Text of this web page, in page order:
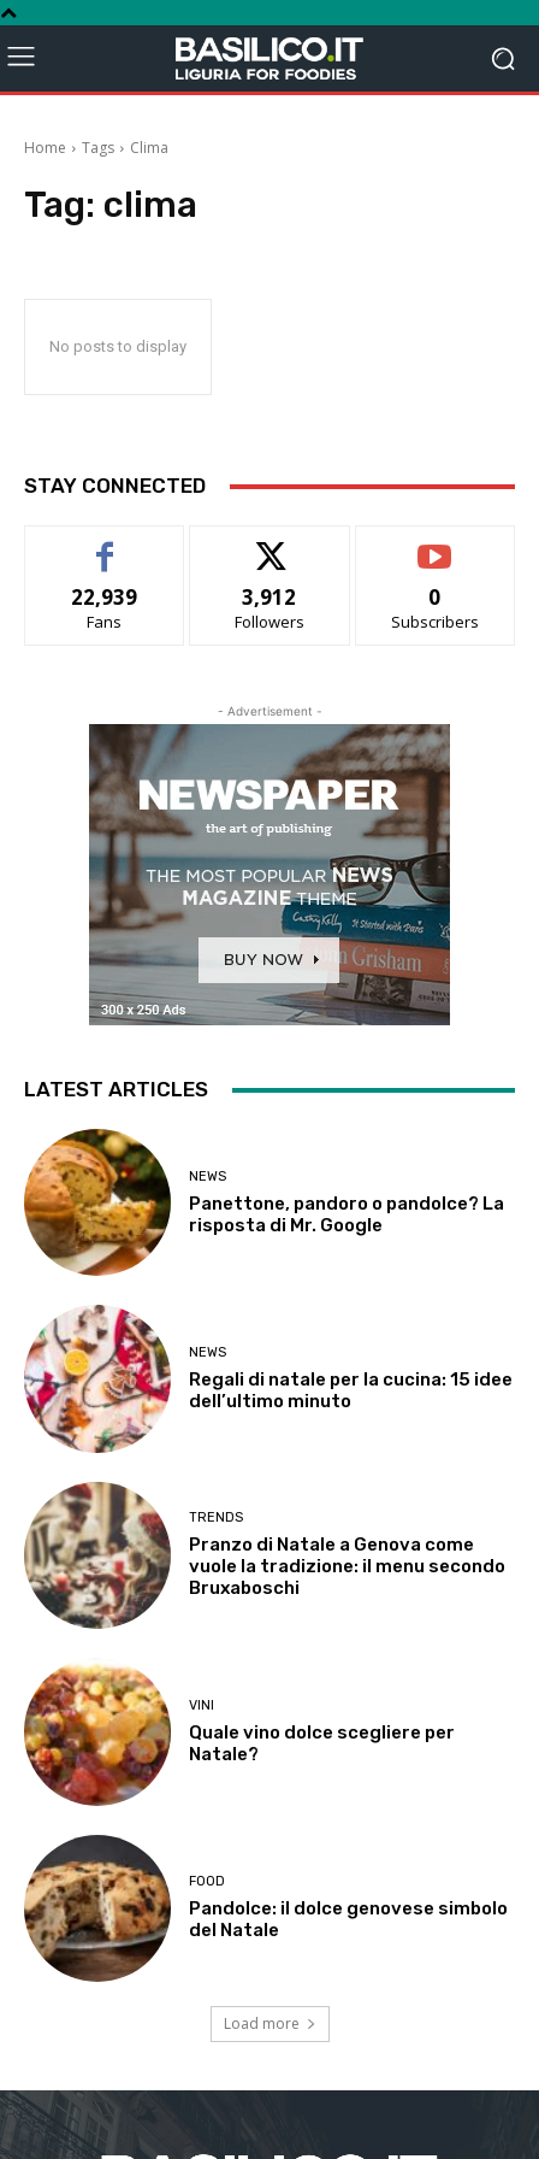
Home Tags Clima
Tag: clima
No posts to display
STAY CONNECTED
22,939
Fans
3,912
Followers
0
Subscribers
- Advertisement -
LATEST ARTICLES
NEWS
Panettone, pandoro o pandolce? La
risposta di Mr. Google
NEWS
Regali di natale per la cucina: 15 idee
dell’ultimo minuto
TRENDS
Pranzo di Natale a Genova come
vuole la tradizione: il menu secondo
Bruxaboschi
VINI
Quale vino dolce scegliere per
Natale?
FOOD
Pandolce: il dolce genovese simbolo
del Natale
Load more